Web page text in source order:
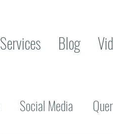
Services Blog
Social Media